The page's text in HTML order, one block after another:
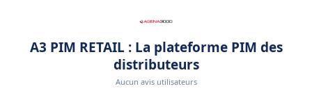
A3 PIM RETAIL : La plateforme PIM des
distributeurs
Aucun avis utilisateurs